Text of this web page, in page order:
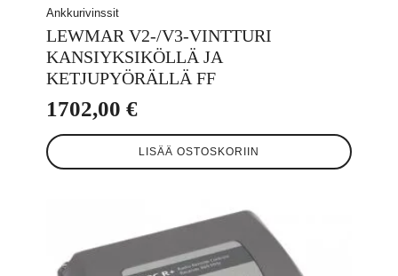
Ankkurivinssit
LEWMAR V2-/V3-VINTTURI
KANSIYKSIKÖLLÄ JA
KETJUPYÖRÄLLÄ FF
1702,00 €
LISÄÄ OSTOSKORIIN